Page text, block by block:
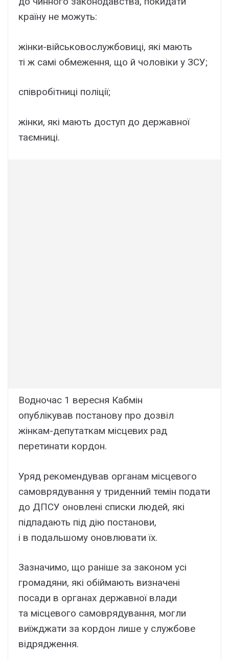
країну не можуть:
жінки-військовослужбовиці, які мають
ті ж самі обмеження, що й чоловіки у ЗСУ;
співробітниці поліції;
жінки, які мають доступ до державної
таємниці.
Водночас 1 вересня Кабмін
опублікував постанову про дозвіл
жінкам-депутаткам місцевих рад
перетинати кордон.
Уряд рекомендував органам місцевого
самоврядування у триденний темін подати
до ДПСУ оновлені списки людей, які
підпадають під дію постанови,
і в подальшому оновлювати їх.
Зазначимо, що раніше за законом усі
громадяни, які обіймають визначені
посади в органах державної влади
та місцевого самоврядування, могли
виїжджати за кордон лише у службове
відрядження.